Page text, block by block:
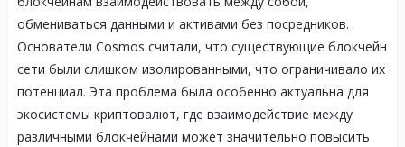
обмениваться данными и активами без посредников.
Основатели Cosmos считали, что существующие блокчейн
сети были слишком изолированными, что ограничивало их
потенциал. Эта проблема была особенно актуальна для
экосистемы криптовалют, где взаимодействие между
различными блокчейнами может значительно повысить